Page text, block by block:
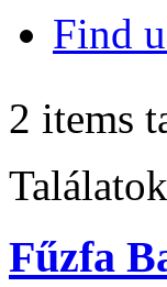
Find
2 items
Fűzfa